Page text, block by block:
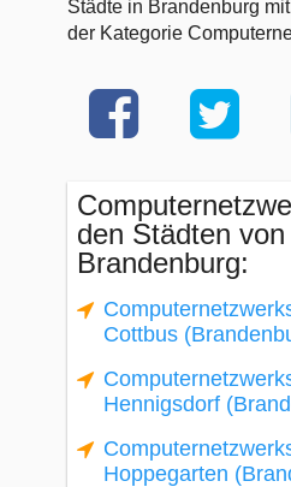
Städte in Brandenburg
der Kategorie
den Städten von
Brandenburg:
Cottbus
Hennigsdorf
Hoppegarten